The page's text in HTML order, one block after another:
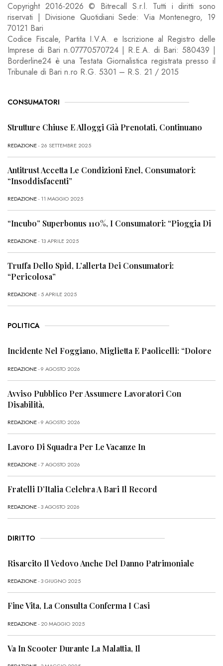
Copyright 2016-2026 © Bitrecall S.r.l. Tutti i diritti sono
riservati | Divisione Quotidiani Sede: Via Montenegro, 19
70121 Bari
Codice Fiscale, Partita I.V.A. e Iscrizione al Registro delle
Imprese di Bari n.07770570724 | R.E.A. di Bari: 580439 |
Borderline24 è una Testata Giornalistica registrata presso il
Tribunale di Bari n.ro R.G. 5301 – R.S. 21 / 2015
CONSUMATORI
Strutture Chiuse E Alloggi Già Prenotati, Continuano
REDAZIONE- 26 SETTEMBRE 2025
Antitrust Accetta Le Condizioni Enel, Consumatori:
“Insoddisfacenti”
REDAZIONE- 11 MAGGIO 2025
“Incubo” Superbonus 110%, I Consumatori: “Pioggia Di
REDAZIONE- 13 APRILE 2025
Truffa Dello Spid, L’allerta Dei Consumatori:
“Pericolosa”
REDAZIONE- 5 APRILE 2025
POLITICA
Incidente Nel Foggiano, Miglietta E Paolicelli: “Dolore
REDAZIONE- 9 AGOSTO 2026
Avviso Pubblico Per Assumere Lavoratori Con
Disabilità,
REDAZIONE- 9 AGOSTO 2026
Lavoro Di Squadra Per Le Vacanze In
REDAZIONE- 7 AGOSTO 2026
Fratelli D’Italia Celebra A Bari Il Record
REDAZIONE- 3 AGOSTO 2026
DIRITTO
Risarcito Il Vedovo Anche Del Danno Patrimoniale
REDAZIONE- 3 GIUGNO 2025
Fine Vita, La Consulta Conferma I Casi
REDAZIONE- 20 MAGGIO 2025
Va In Scooter Durante La Malattia, Il